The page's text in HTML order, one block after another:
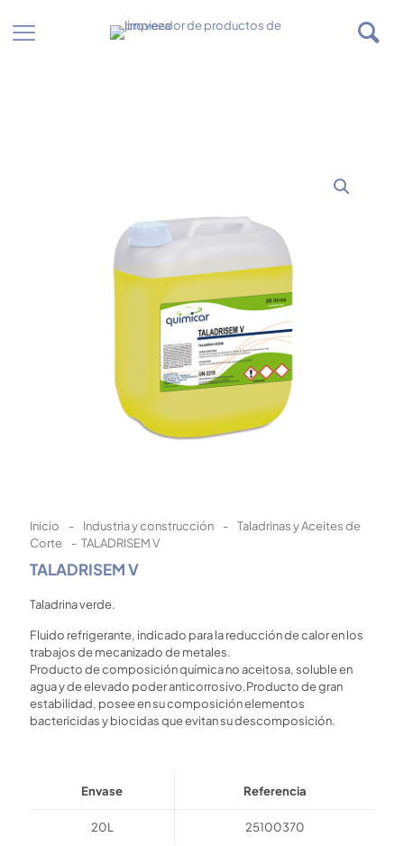
Inicio - Industria y construcción -
Taladrinas y Aceites de
Corte
- TALADRISEM V
TALADRISEM V
Taladrina verde.
Fluido refrigerante, indicado para la reducción de calor en los
trabajos de mecanizado de metales.
Producto de composición química no aceitosa, soluble en
agua y de elevado poder anticorrosivo.Producto de gran
estabilidad, posee en su composición elementos
bactericidas y biocidas que evitan su descomposición.
Envase Referencia
20L 25100370